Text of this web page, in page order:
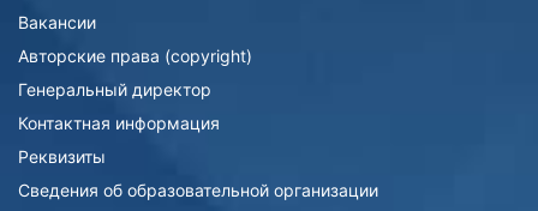
Вакансии
Авторские права (copyright)
Генеральный директор
Контактная информация
Реквизиты
Сведения об образовательной организации